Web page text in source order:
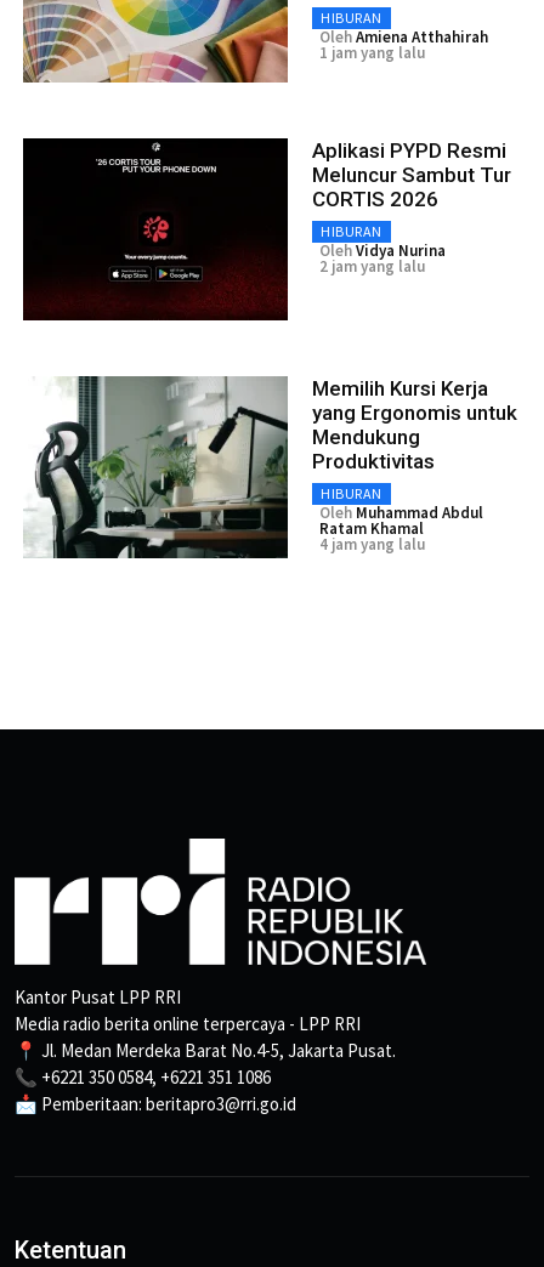
HIBURAN
OlehAmiena Atthahirah
1 jam yang lalu
Aplikasi PYPD Resmi
Meluncur Sambut Tur
CORTIS 2026
HIBURAN
OlehVidya Nurina
2 jam yang lalu
Memilih Kursi Kerja
yang Ergonomis untuk
Mendukung
Produktivitas
HIBURAN
Oleh Muhammad Abdul
Ratam Khamal
4 jam yang lalu
Kantor Pusat LPP RRI
Media radio berita online terpercaya - LPP RRI
📍 Jl. Medan Merdeka Barat No.4-5, Jakarta Pusat.
📞 +6221 350 0584, +6221 351 1086
📩 Pemberitaan: beritapro3@rri.go.id
Ketentuan